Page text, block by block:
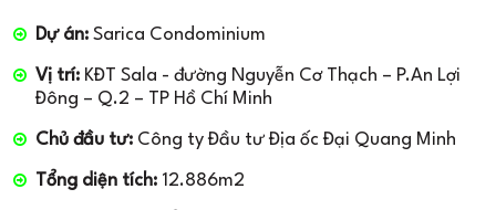
Dự án: Sarica Condominium
Vị trí: KĐT Sala - đường Nguyễn Cơ Thạch – P.An Lợi
Đông – Q.2 – TP Hồ Chí Minh
Chủ đầu tư: Công ty Đầu tư Địa ốc Đại Quang Minh
Tổng diện tích: 12.886m2